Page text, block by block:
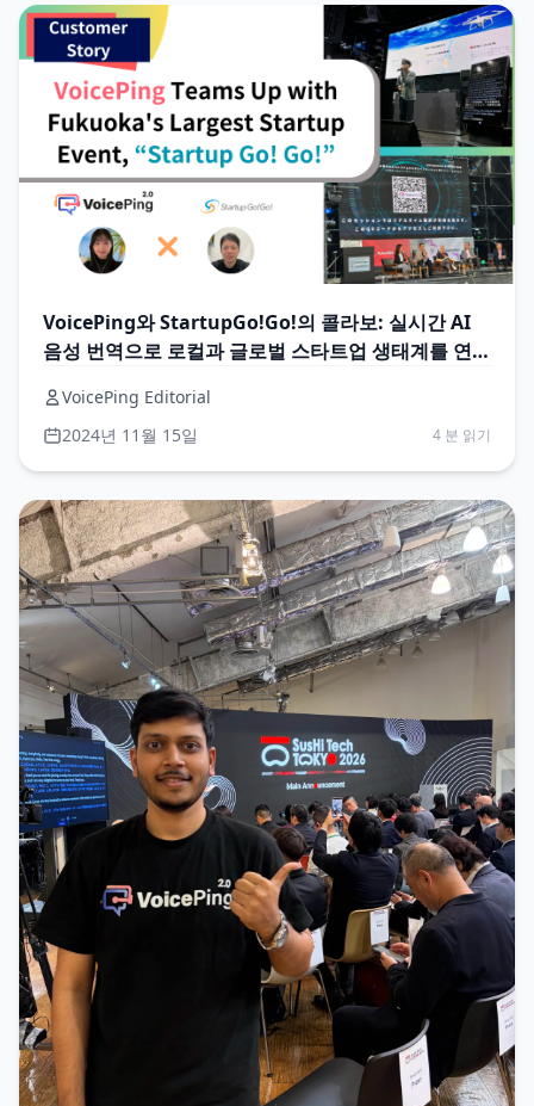
VoicePing와 StartupGo!Go!의 콜라보: 실시간 AI
음성 번역으로 로컬과 글로벌 스타트업 생태계를 연결
VoicePing Editorial
2024년 11월 15일
4 분 읽기